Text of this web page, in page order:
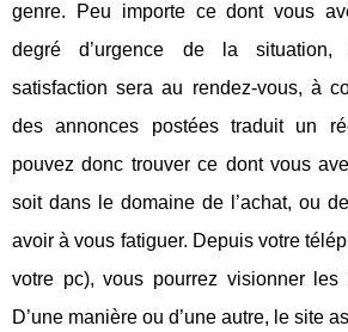
genre. Peu importe ce dont vous
degré d’urgence de la
satisfaction sera au rendez-vous, à
des annonces postées traduit un
pouvez donc trouver ce dont vous
soit dans le domaine de l’achat, ou
avoir à vous fatiguer. Depuis votre
votre pc), vous pourrez visionner les
D’une manière ou d’une autre, le site